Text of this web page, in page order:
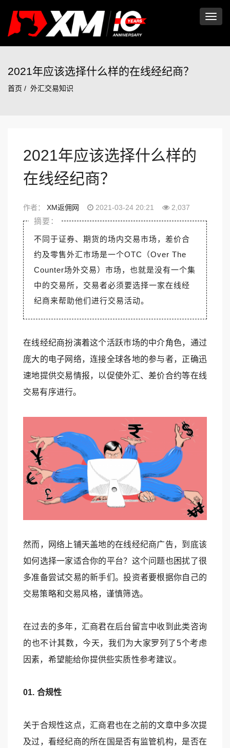
2021年应该选择什么样的在线经纪商？
首页 外汇交易知识
2021年应该选择什么样的
在线经纪商？
作者： XM返佣网 2021-03-24 20:21 2,037
不同于证券、期货的场内交易市场，差价合
约及零售外汇市场是一个OTC（Over The
Counter场外交易）市场，也就是没有一个集
中的交易所，交易者必须要选择一家在线经
纪商来帮助他们进行交易活动。
在线经纪商扮演着这个活跃市场的中介角色，通过
庞大的电子网络，连接全球各地的参与者，正确迅
速地提供交易情报，以促使外汇、差价合约等在线
交易有序进行。
然而，网络上铺天盖地的在线经纪商广告，到底该
如何选择一家适合你的平台？这个问题也困扰了很
多准备尝试交易的新手们。投资者要根据你自己的
交易策略和交易风格，谨慎筛选。
在过去的多年，汇商君在后台留言中收到此类咨询
的也不计其数，今天，我们为大家罗列了5个考虑
因素，希望能给你提供些实质性参考建议。
01. 合规性
关于合规性这点，汇商君也在之前的文章中多次提
及过，看经纪商的所在国是否有监管机构，是否在